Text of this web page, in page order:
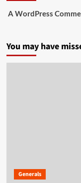
A WordPress
You may have
Generals